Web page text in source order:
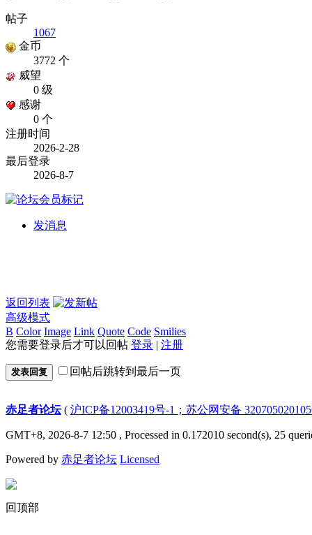
帖子
1067
金币
3772 个
威望
0 级
感谢
0 个
注册时间
2026-2-28
最后登录
2026-8-7
发消息
返回列表
高级模式
B Color Image Link Quote Code Smilies
您需要登录后才可以回帖 登录 | 注册
发表回复 回帖后跳转到最后一页
赤足者论坛( 沪ICP备12003419号-1；苏公网安备
GMT+8, 2026-8-7 12:50 , Processed in 0.172010 second(s), 25
Powered by 赤足者论坛 Licensed
回顶部